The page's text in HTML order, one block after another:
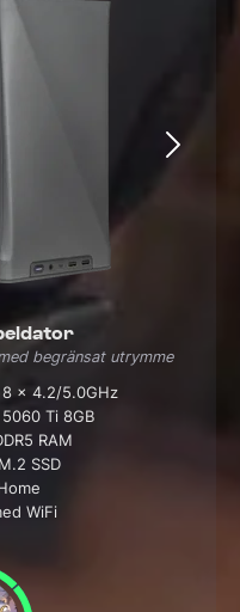
begränsat utrymme
8 x 4.2/5.0GHz
Ti 8GB
RAM
SSD
WiFi